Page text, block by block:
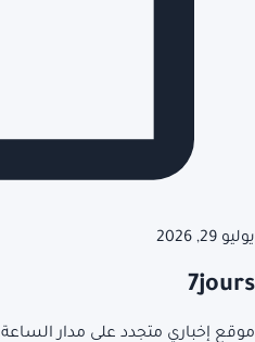
يوليو 29, 2026
7jours
موقع إخباري متجدد على مدار